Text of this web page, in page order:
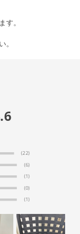
す。
。
(22)
(6)
(1)
(0)
(1)